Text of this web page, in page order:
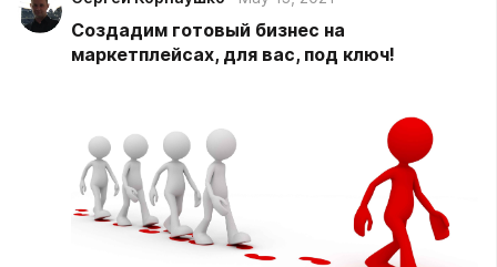
Создадим готовый бизнес на
маркетплейсах, для вас, под ключ!